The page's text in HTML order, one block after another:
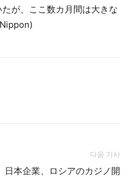
が、ここ数カ月間は大きな
다음 기사
日本企業、ロシアのカジノ開